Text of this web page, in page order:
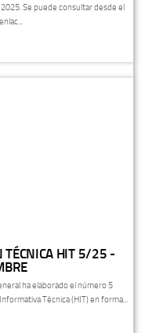
Se puede consultar desde el
TÉCNICA HIT 5/25 -
ha elaborado el número 5
Técnica (HIT) en forma...